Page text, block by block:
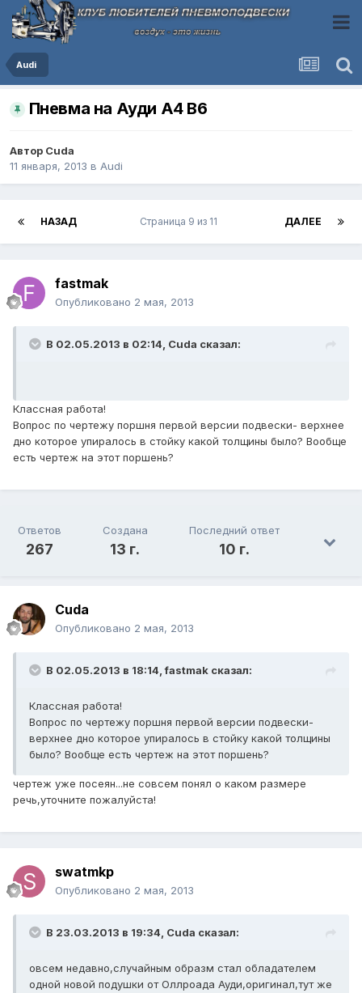
Audi
Пневма на Ауди А4 В6
Автор Cuda
11 января, 2013 в Audi
НАЗАД ДАЛЕЕ
Страница 9 из 11
fastmak
Опубликовано 2 мая, 2013
В 02.05.2013 в 02:14, Cuda сказал:
Классная работа!
Вопрос по чертежу поршня первой версии подвески- верхнее
дно которое упиралось в стойку какой толщины было? Вообще
есть чертеж на этот поршень?
Ответов
267
Создана
13 г.
Последний ответ
10 г.
Cuda
Опубликовано 2 мая, 2013
В 02.05.2013 в 18:14, fastmak сказал:
Классная работа!
Вопрос по чертежу поршня первой версии подвески-
верхнее дно которое упиралось в стойку какой толщины
было? Вообще есть чертеж на этот поршень?
чертеж уже посеян...не совсем понял о каком размере
речь,уточните пожалуйста!
swatmkp
Опубликовано 2 мая, 2013
В 23.03.2013 в 19:34, Cuda сказал:
овсем недавно,случайным образм стал обладателем
одной новой подушки от Оллроада Ауди,оригинал,тут же